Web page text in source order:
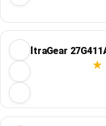
LG UltraGear